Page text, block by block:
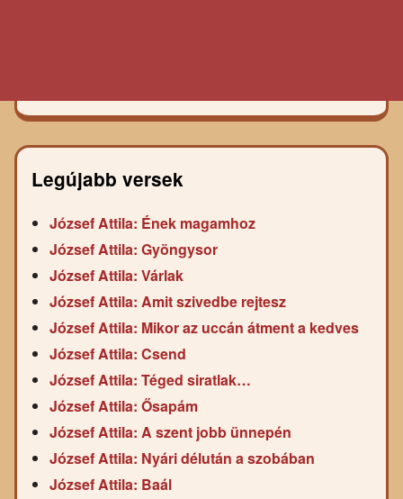
Legújabb versek
József Attila: Ének magamhoz
József Attila: Gyöngysor
József Attila: Várlak
József Attila: Amit szivedbe rejtesz
József Attila: Mikor az uccán átment a kedves
József Attila: Csend
József Attila: Téged siratlak…
József Attila: Ősapám
József Attila: A szent jobb ünnepén
József Attila: Nyári délután a szobában
József Attila: Baál